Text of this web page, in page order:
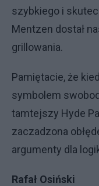
szybkiego i
Mentzen dostał
grillowania.
Pamiętacie, że
symbolem
tamtejszy Hyde
zaczadzona
argumenty dla
Rafał Osiński